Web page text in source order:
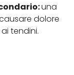
una
dolore
tendini.